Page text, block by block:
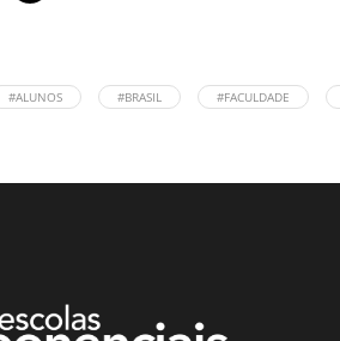
#ALUNOS #BRASIL #FACULDADE